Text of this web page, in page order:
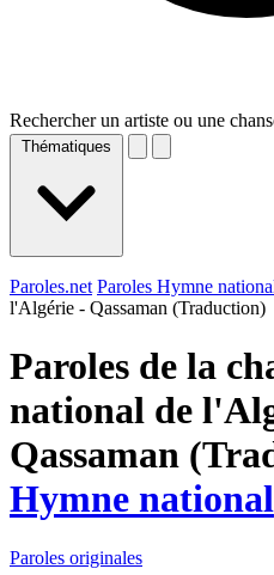
Rechercher un artiste ou une
Thématiques
Paroles.net Paroles Hymne
l'Algérie - Qassaman (Traduction)
Paroles de la
national de
Qassaman
Hymne national
Paroles originales